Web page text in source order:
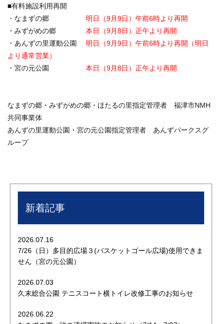
■有料施設利用再開
・なまずの郷 明日（9月9日）午前6時より再開
・みずがめの郷 本日（9月8日）正午より再開
・あんずの里運動公園 明日（9月9日）午前6時より再開（明日
より通常営業）
・宮の元公園 本日（9月8日）正午より再開
なまずの郷・みずがめの郷・ほたるの里指定管理者 福津市NMH
共同事業体
あんずの里運動公園・宮の元公園指定管理者 あんずパークスグ
ループ
新着記事
2026.07.16
7/26（日）多目的広場３(バスケットゴール広場)使用できま
せん（宮の元公園）
2026.07.03
久末総合公園 テニスコート横トイレ改修工事のお知らせ
2026.06.22